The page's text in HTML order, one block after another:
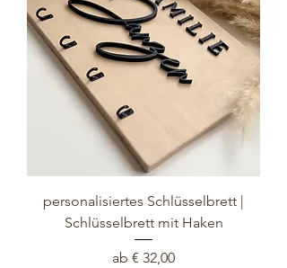
personalisiertes Schlüsselbrett |
Schlüsselbrett mit Haken
ab € 32,00
Sale-Preis